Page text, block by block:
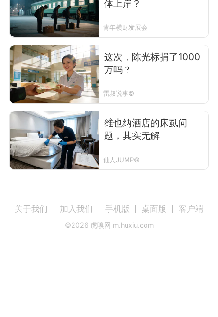
体上岸？
青年横财发展会
这次，陈光标捐了1000
万吗？
雷叔说事©
维也纳酒店的床虱问
题，其实无解
仙人JUMP©
关于我们 加入我们 手机版 桌面版 客户端
©2026 虎嗅网 m.huxiu.com